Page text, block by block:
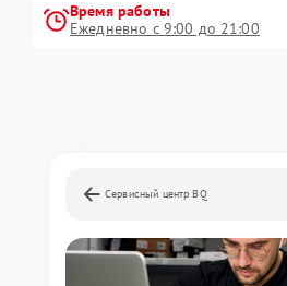
Время работы
Ежедневно с 9:00 до 21:00
Сервисный центр BQ